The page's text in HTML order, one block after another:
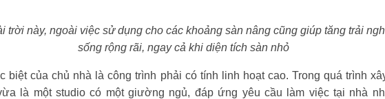
trời này, ngoài việc sử dụng cho các khoảng sàn nâng cũng giúp tăng trải
sống rộng rãi, ngay cả khi diện tích sàn nhỏ
biệt của chủ nhà là công trình phải có tính linh hoạt cao. Trong quá trình
là một studio có một giường ngủ, đáp ứng yêu cầu làm việc tại nhà